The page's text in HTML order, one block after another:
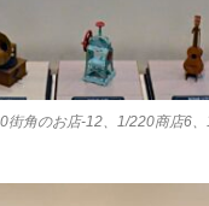
街角のお店-12、1/220商店6